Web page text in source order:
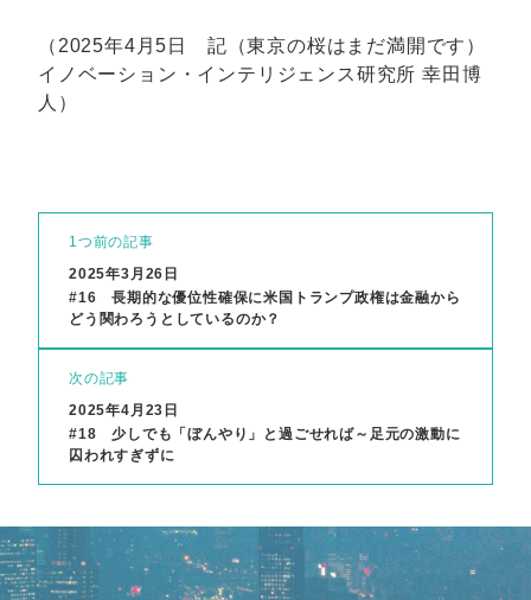
（2025年4月5日 記（東京の桜はまだ満開です）
イノベーション・インテリジェンス研究所 幸田博
人）
1つ前の記事
2025年3月26日
#16 長期的な優位性確保に米国トランプ政権は金融から
どう関わろうとしているのか？
次の記事
2025年4月23日
#18 少しでも「ぼんやり」と過ごせれば～足元の激動に
囚われすぎずに